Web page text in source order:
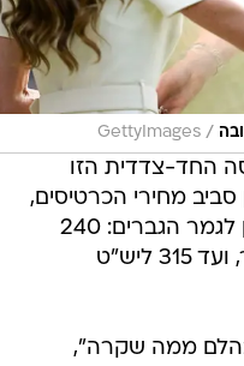
/
GettyImages
החד-צדדית הזו
מחירי הכרטיסים,
אשר זהים הן לגמר הנשים והן לגמר הגברים: 240
ליש"ט למקומות הזולים ביותר, ועד 315 ליש"ט
בהלם ממה שקרה",